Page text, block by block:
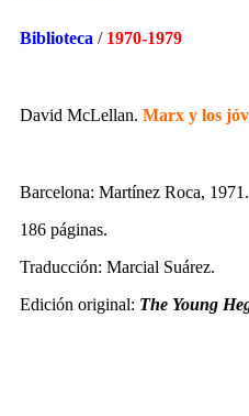
Biblioteca / 1970-1979
David McLellan. Marx y los
Barcelona: Martínez Roca, 1971.
186 páginas.
Traducción: Marcial Suárez.
Edición original: The Young